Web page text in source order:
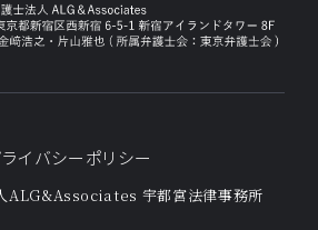
イバシーポリシー
ALG&Associates 宇都宮法律事務所